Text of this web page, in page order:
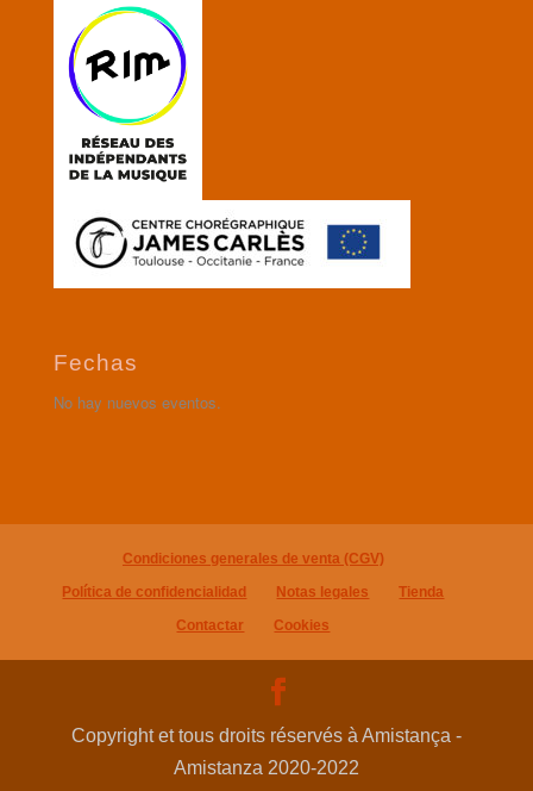
Fechas
No hay nuevos eventos.
Condiciones generales de venta (CGV)
Política de confidencialidad
Notas legales
Tienda
Contactar
Cookies
Copyright et tous droits réservés à Amistança -
Amistanza 2020-2022